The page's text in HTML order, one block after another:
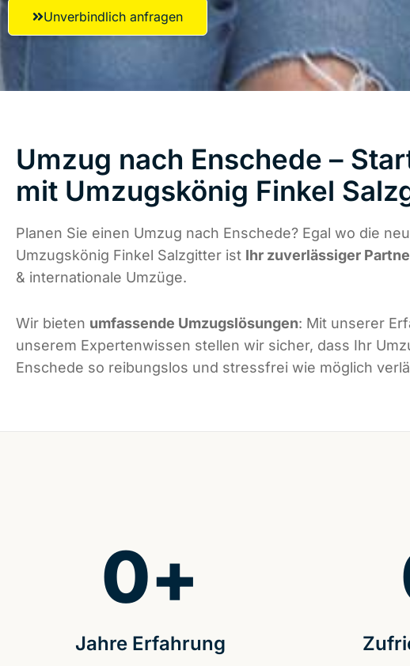
Unverbindlich anfragen
Umzug nach Enschede –
mit Umzugskönig Finkel
Planen Sie einen Umzug nach Enschede? Egal wo die
Umzugskönig Finkel Salzgitter ist Ihr zuverlässiger
& internationale Umzüge.
Wir bieten umfassende Umzugslösungen: Mit unserer
unserem Expertenwissen stellen wir sicher, dass Ihr
Enschede so reibungslos und stressfrei wie möglich
Jahre Erfahrung
0+